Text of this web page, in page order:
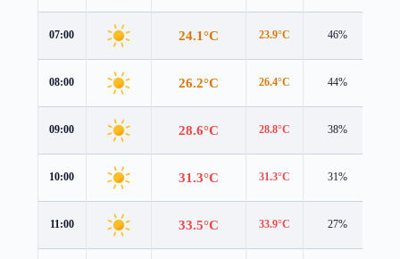
07:00 24.1°C 23.9°C 46%
08:00 26.2°C 26.4°C 44%
09:00 28.6°C 28.8°C 38%
10:00 31.3°C 31.3°C 31%
11:00 33.5°C 33.9°C 27%